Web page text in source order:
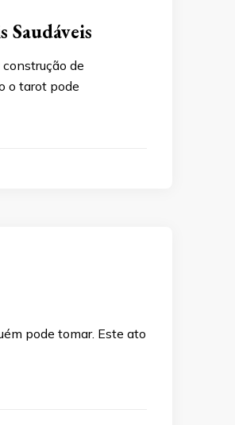
Saudáveis
de
o tarot pode
pode tomar. Este ato